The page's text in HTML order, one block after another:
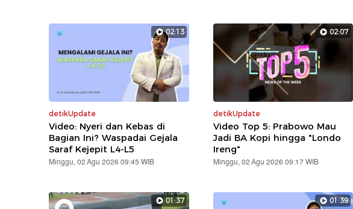
02:13
detikUpdate
Video: Nyeri dan Kebas di
Bagian Ini? Waspadai Gejala
Saraf Kejepit L4-L5
Minggu, 02 Agu 2026 09:45 WIB
02:07
detikUpdate
Video Top 5: Prabowo Mau
Jadi BA Kopi hingga "Londo
Ireng"
Minggu, 02 Agu 2026 09:17 WIB
01:37 01:39